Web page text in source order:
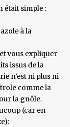
était simple :
à la
vous expliquer
issus de la
n’est ni plus ni
comme la
la gnôle.
(car en